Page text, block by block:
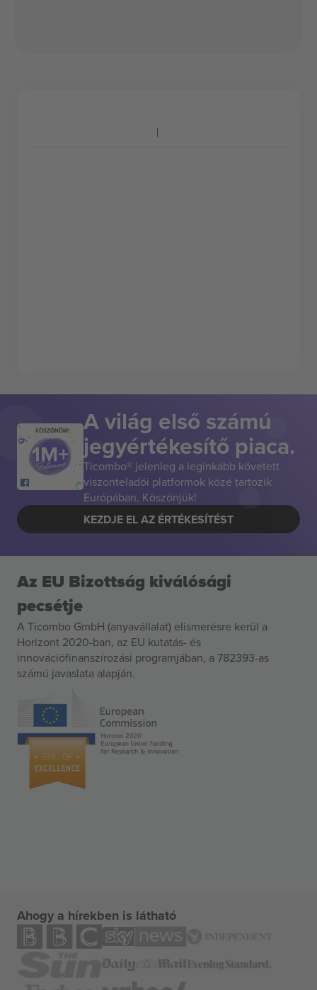
KÖSZÖNÖM! A világ első számú
jegyértékesítő piaca.
Ticombo® jelenleg a leginkább követett
viszonteladói platformok közé tartozik
Európában. Köszönjük!
KEZDJE EL AZ ÉRTÉKESÍTÉST
Az EU Bizottság kiválósági
pecsétje
A Ticombo GmbH (anyavállalat) elismerésre kerül a
Horizont 2020-ban, az EU kutatás- és
innovációfinanszírozási programjában, a 782393-as
számú javaslata alapján.
Ahogy a hírekben is látható